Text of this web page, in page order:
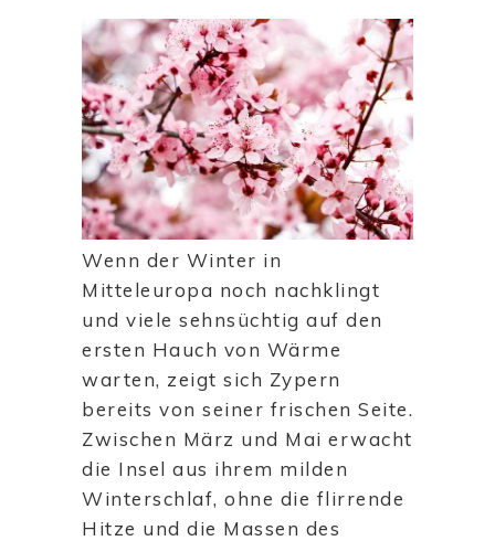
Wenn der Winter in
Mitteleuropa noch nachklingt
und viele sehnsüchtig auf den
ersten Hauch von Wärme
warten, zeigt sich Zypern
bereits von seiner frischen Seite.
Zwischen März und Mai erwacht
die Insel aus ihrem milden
Winterschlaf, ohne die flirrende
Hitze und die Massen des